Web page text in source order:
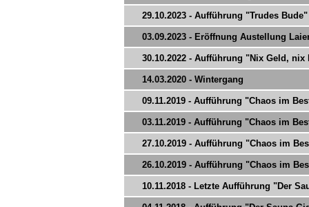
29.10.2023 - Aufführung "Trudes
03.09.2023 - Eröffnung Austellung
30.10.2022 - Aufführung "Nix Geld,
14.03.2020 - Wintergang
09.11.2019 - Aufführung "Chaos im
03.11.2019 - Aufführung "Chaos im
27.10.2019 - Aufführung "Chaos im
26.10.2019 - Aufführung "Chaos im
10.11.2018 - Letzte Aufführung "Der